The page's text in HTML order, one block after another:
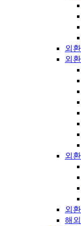
외
외
외
외
해